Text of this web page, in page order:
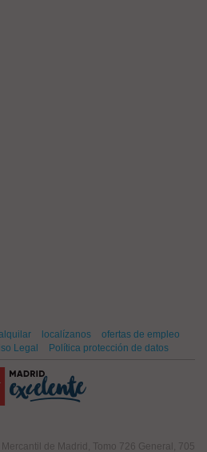
localízanos
ofertas de empleo
Legal Política protección de datos
de Madrid, Tomo 726 General, 705